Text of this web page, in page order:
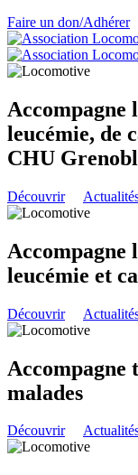
Faire un don/Adhérer
Accompagne
leucémie, de
CHU
Découvrir
Accompagne
leucémie et
Découvrir
Accompagne
malades
Découvrir